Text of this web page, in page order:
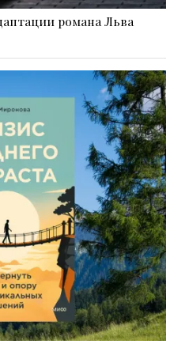
романа Льва